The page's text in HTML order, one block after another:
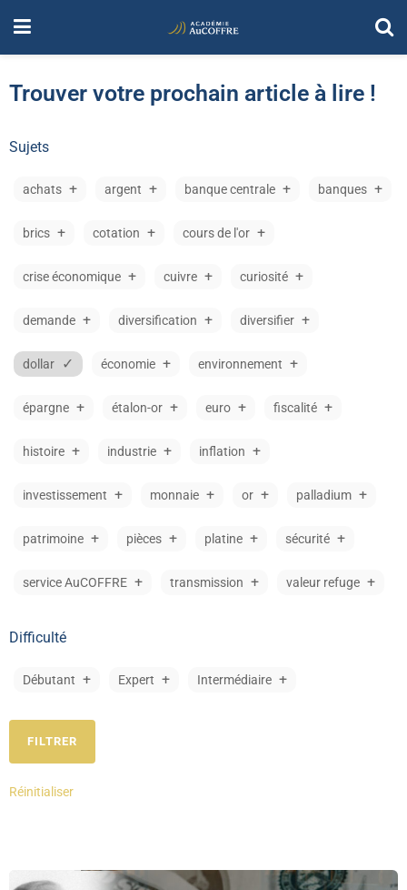
Trouver votre prochain article à lire !
Sujets
achats argent banque centrale banques
brics cotation cours de l'or
crise économique cuivre curiosité
demande diversification diversifier
dollar économie environnement
épargne étalon-or euro fiscalité
histoire industrie inflation
investissement monnaie or palladium
patrimoine pièces platine sécurité
service AuCOFFRE transmission valeur refuge
Difficulté
Débutant Expert Intermédiaire
Réinitialiser